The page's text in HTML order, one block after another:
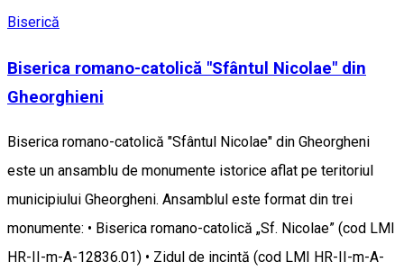
Biserică
Biserica romano-catolică "Sfântul Nicolae" din
Gheorghieni
Biserica romano-catolică "Sfântul Nicolae" din Gheorgheni
este un ansamblu de monumente istorice aflat pe teritoriul
municipiului Gheorgheni. Ansamblul este format din trei
monumente: • Biserica romano-catolică „Sf. Nicolae” (cod LMI
HR-II-m-A-12836.01) • Zidul de incintă (cod LMI HR-II-m-A-